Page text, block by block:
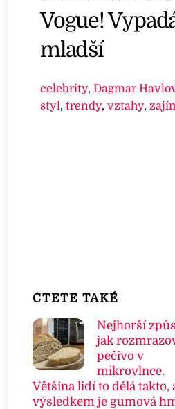
Vogue!
mladší
celebrity,Dagmar
styl,trendy,vztahy,
ČTETE TAKÉ
Nejhorší
jak
pečivo v
mikrovlnce.
Většina lidí to dělá takto,
výsledkem je gumová